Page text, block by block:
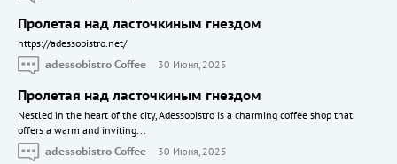
Пролетая над ласточкиным гнездом
https://adessobistro.net/
adessobistro Coffee
30 Июня, 2025
Пролетая над ласточкиным гнездом
Nestled in the heart of the city, Adessobistro is a charming coffee shop that
offers a warm and inviting...
adessobistro Coffee
30 Июня, 2025